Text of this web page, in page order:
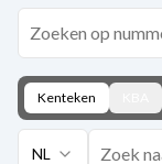
Kenteken
NL